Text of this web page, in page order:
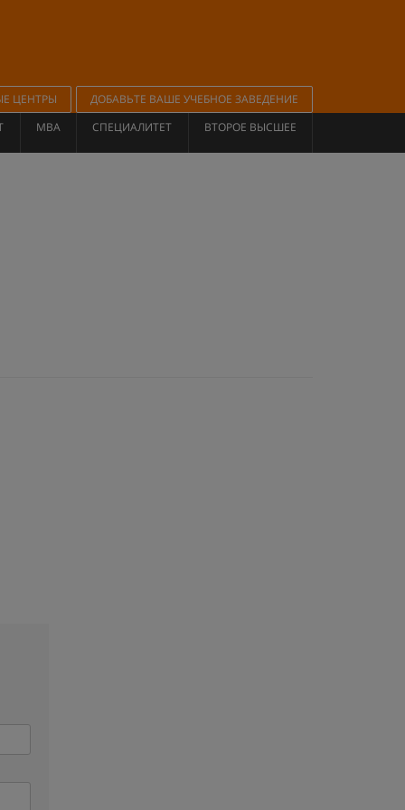
ЦЕНТРЫ
ДОБАВЬТЕ ВАШЕ УЧЕБНОЕ ЗАВЕДЕНИЕ
MBA СПЕЦИАЛИТЕТ ВТОРОЕ ВЫСШЕЕ